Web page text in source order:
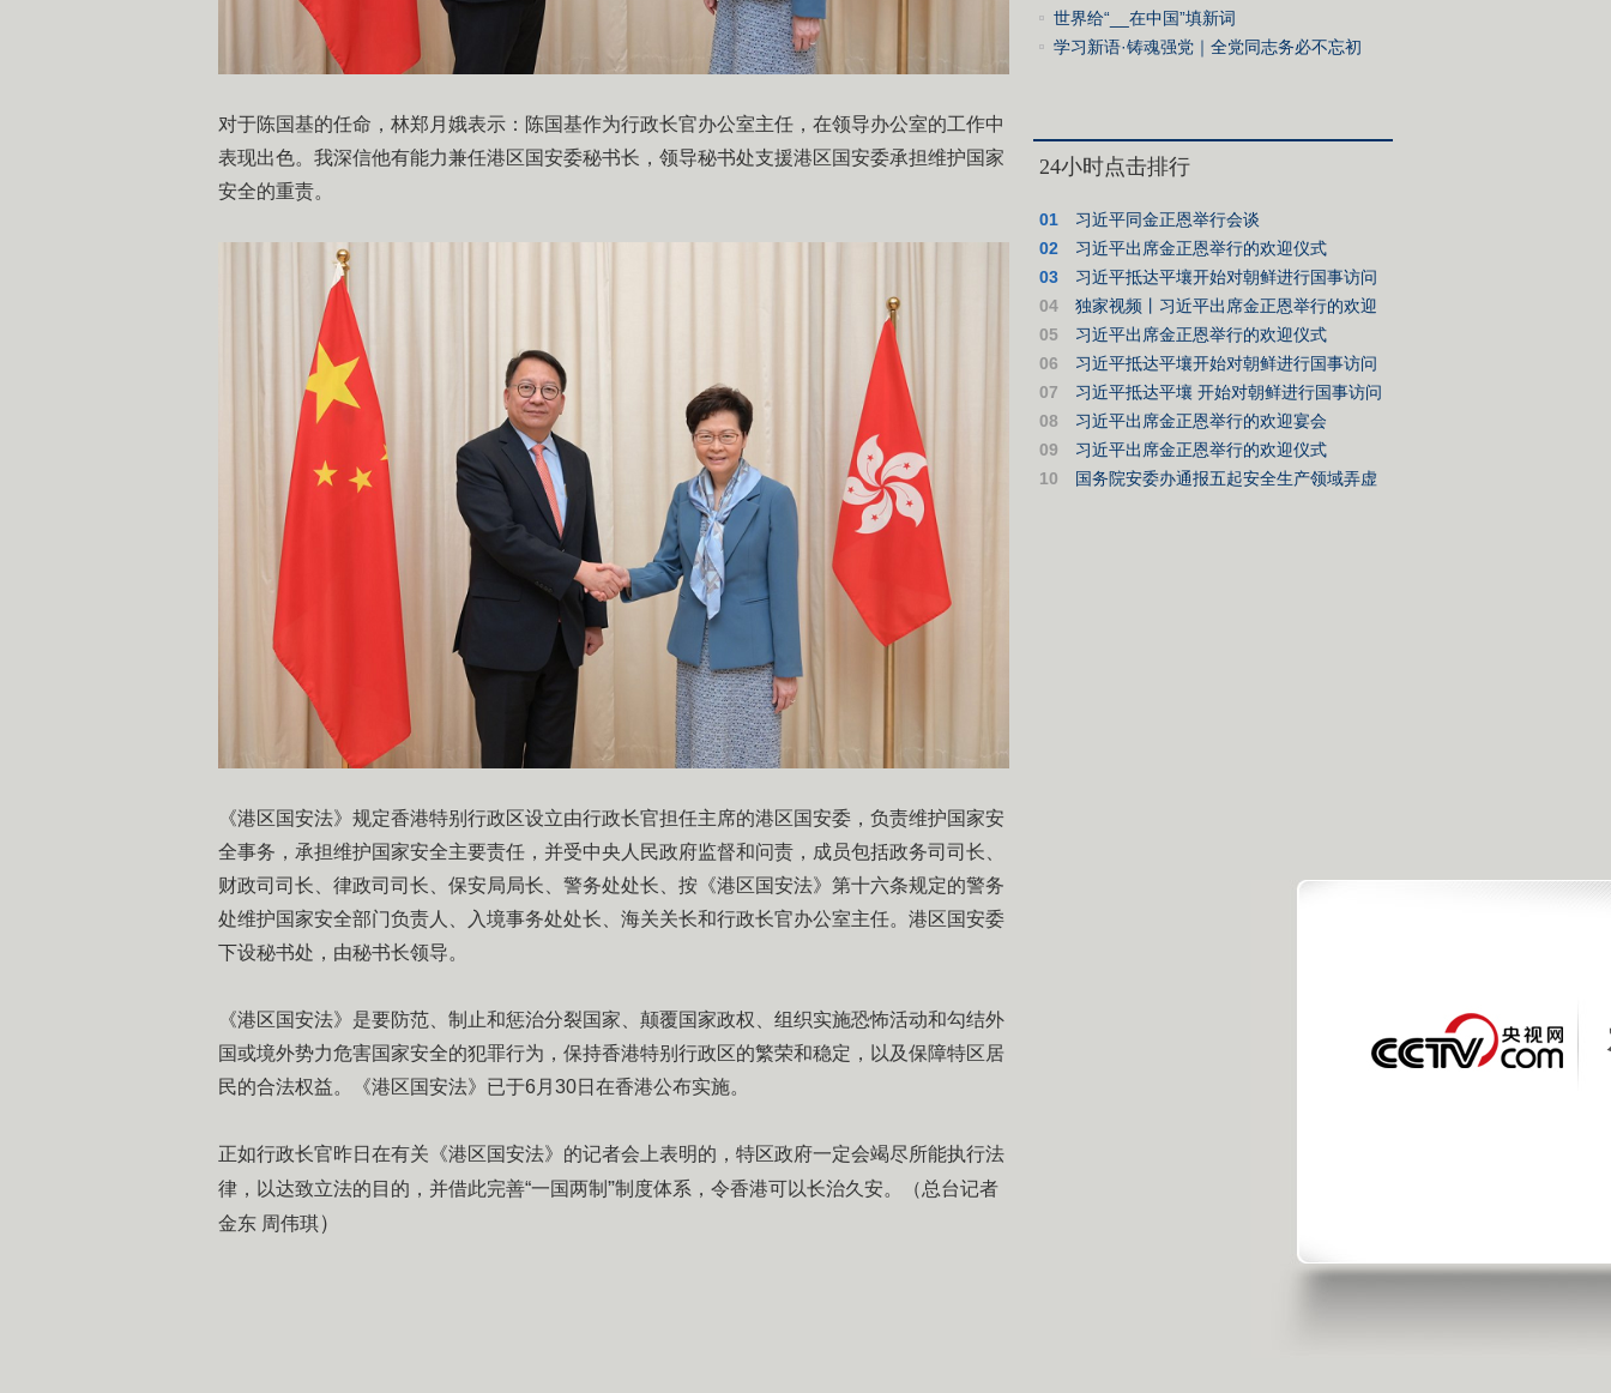
央视新闻客户端
对于陈国基的任命，林郑月娥表示：陈国基作为行政长官办公室主任，在领导办公室的工作中
表现出色。我深信他有能力兼任港区国安委秘书长，领导秘书处支援港区国安委承担维护国家
安全的重责。
《港区国安法》规定香港特别行政区设立由行政长官担任主席的港区国安委，负责维护国家安
全事务，承担维护国家安全主要责任，并受中央人民政府监督和问责，成员包括政务司司长、
财政司司长、律政司司长、保安局局长、警务处处长、按《港区国安法》第十六条规定的警务
处维护国家安全部门负责人、入境事务处处长、海关关长和行政长官办公室主任。港区国安委
下设秘书处，由秘书长领导。
《港区国安法》是要防范、制止和惩治分裂国家、颠覆国家政权、组织实施恐怖活动和勾结外
国或境外势力危害国家安全的犯罪行为，保持香港特别行政区的繁荣和稳定，以及保障特区居
民的合法权益。《港区国安法》已于6月30日在香港公布实施。
正如行政长官昨日在有关《港区国安法》的记者会上表明的，特区政府一定会竭尽所能执行法
律，以达致立法的目的，并借此完善“一国两制 ”制度体系，令香港可以长治久安。（总台记者
金东 周伟琪）
世界给“__在中国”填新词
学习新语·铸魂强党｜全党同志务必不忘初
24小时点击排行
01
习近平同金正恩举行会谈
02
习近平出席金正恩举行的欢迎仪式
03
习近平抵达平壤开始对朝鲜进行国事访问
04
独家视频丨习近平出席金正恩举行的欢迎
仪式
05
习近平出席金正恩举行的欢迎仪式
06
习近平抵达平壤开始对朝鲜进行国事访问
07
习近平抵达平壤 开始对朝鲜进行国事访问
08
习近平出席金正恩举行的欢迎宴会
09
习近平出席金正恩举行的欢迎仪式
10
国务院安委办通报五起安全生产领域弄虚